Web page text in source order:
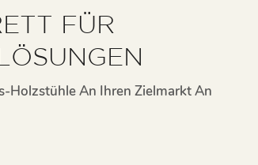
FÜR
Holzstühle An Ihren Zielmarkt An